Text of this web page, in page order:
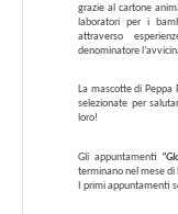
grazie al cartone
laboratori per i
attraverso
denominatore
La mascotte di Peppa
selezionate per
loro!
Gli appuntamenti
terminano nel mese
I primi appuntamenti